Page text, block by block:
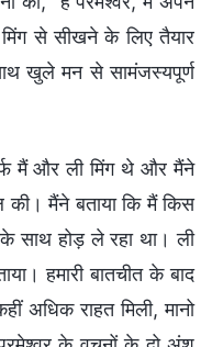
से सीखने के लिए तैयार
खुले मन से सामंजस्यपूर्ण
मैं और ली मिंग थे और मैंने
मैंने बताया कि मैं किस
साथ होड़ ले रहा था। ली
हमारी बातचीत के बाद
अधिक राहत मिली, मानो